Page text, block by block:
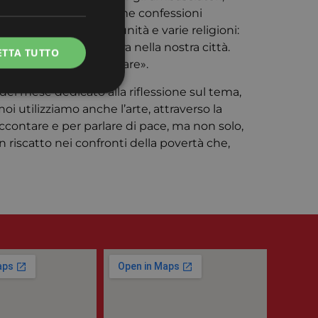
sede moltissime confessioni
vera tra varie comunità e varie religioni:
anche della cultura nella nostra città.
potrebbe funzionare».
mese dedicato alla riflessione sul tema,
utilizziamo anche l’arte, attraverso la
e per parlare di pace, ma non solo,
riscatto nei confronti della povertà che,
TUTTO
la gestione
Script.com per